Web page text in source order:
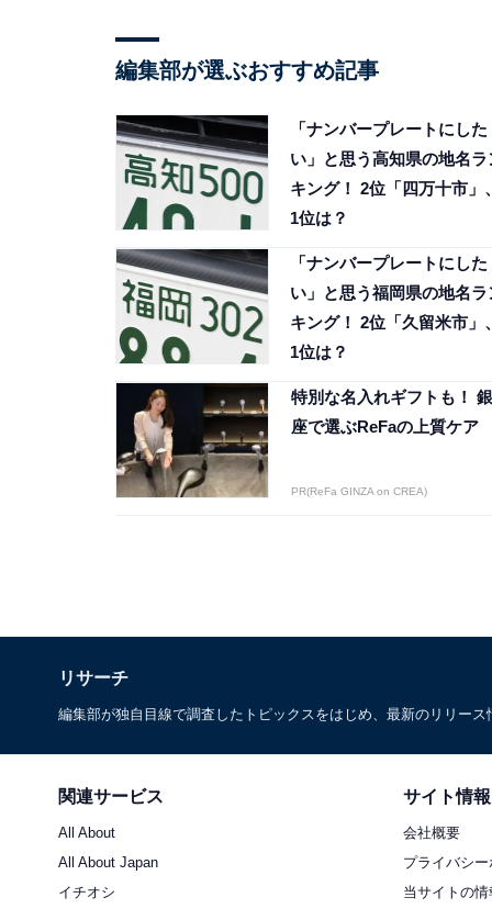
編集部が選ぶおすすめ記事
「ナンバープレートにした
い」と思う高知県の地名ラ
キング！ 2位「四万十市」
1位は？
「ナンバープレートにした
い」と思う福岡県の地名ラ
キング！ 2位「久留米市」
1位は？
特別な名入れギフトも！ 銀
座で選ぶReFaの上質ケア
PR(ReFa GINZA on CREA)
リサーチ
編集部が独自目線で調査したトピックスをはじめ、最新のリリー
関連サービス
All About
All About Japan
イチオシ
サイト情報
会社概要
プライバシ
当サイトの